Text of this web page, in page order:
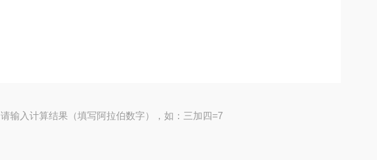
请输入计算结果（填写阿拉伯数字），如：三加四=7